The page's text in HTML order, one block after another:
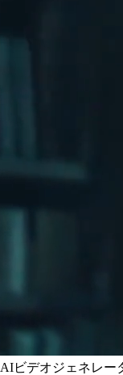
AIビデオジェネレー